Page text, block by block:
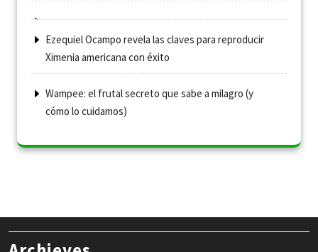
Ezequiel Ocampo revela las claves para reproducir
Ximenia americana con éxito
Wampee: el frutal secreto que sabe a milagro (y
cómo lo cuidamos)